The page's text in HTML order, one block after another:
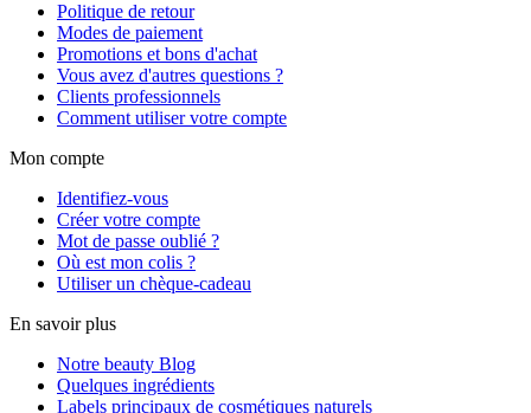
Politique de retour
Modes de paiement
Promotions et bons d'achat
Vous avez d'autres questions ?
Clients professionnels
Comment utiliser votre compte
Mon compte
Identifiez-vous
Créer votre compte
Mot de passe oublié ?
Où est mon colis ?
Utiliser un chèque-cadeau
En savoir plus
Notre beauty Blog
Quelques ingrédients
Labels principaux de cosmétiques naturels